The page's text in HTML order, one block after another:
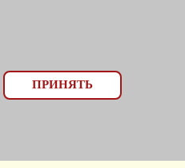
ПРИНЯТЬ